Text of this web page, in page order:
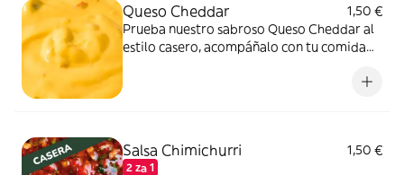
Queso Cheddar
1,50 €
Prueba nuestro sabroso Queso Cheddar al
estilo casero, acompáñalo con tu comida
Salsa Chimichurri
2 za 1
1,50 €